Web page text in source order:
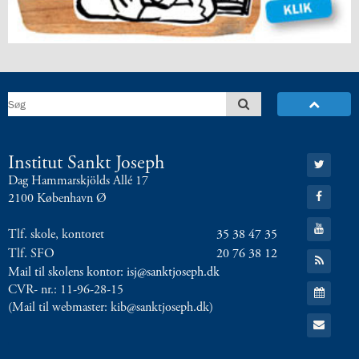
International
10.
klasse
profil
6.0:
ISJ
2026/2027
6.2:
Musikskolens
undervisere
til
6.4:
Generelle
informationer
&
Institut Sankt Joseph
Dag Hammarskjölds Allé 17
2100 København Ø
Tlf. skole, kontoret
35 38 47 35
Tlf. SFO
20 76 38 12
Mail til skolens kontor: isj@sanktjoseph.dk
CVR- nr.: 11-96-28-15
(Mail til webmaster: kib@sanktjoseph.dk)
Gå
til:
Twitter
Gå
til:
Facebook
Gå
til:
YouTube
Gå
til:
RSS
feed
Gå
til:
Kalender
Gå
til: